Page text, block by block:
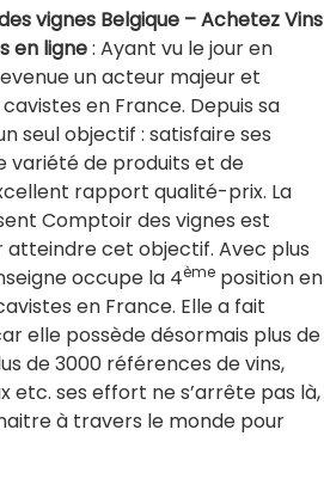
vignes Belgique – Achetez Vins
en ligne: Ayant vu le jour en
un acteur majeur et
en France. Depuis sa
seul objectif : satisfaire ses
variété de produits et de
rapport qualité-prix. La
Comptoir des vignes est
atteindre cet objectif. Avec plus
occupe la 4ème position en
en France. Elle a fait
elle possède désormais plus de
de 3000 références de vins,
etc. ses effort ne s’arrête pas là,
à travers le monde pour